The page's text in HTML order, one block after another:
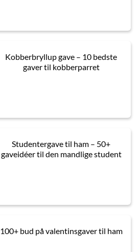
Kobberbryllup gave – 10 bedste
gaver til kobberparret
Studentergave til ham – 50+
gaveidéer til den mandlige student
100+ bud på valentinsgaver til ham